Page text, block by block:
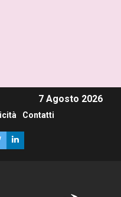
7 Agosto 2026
Contatti